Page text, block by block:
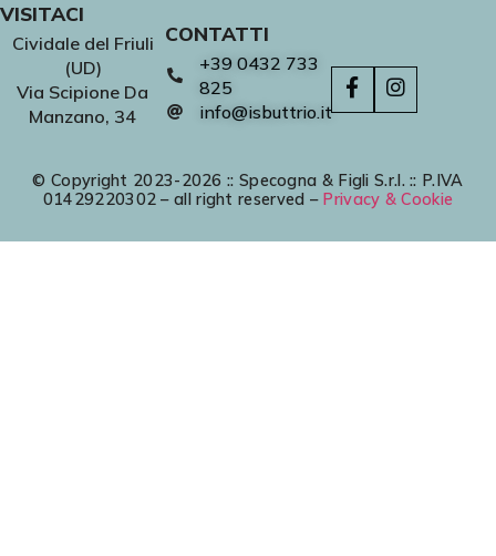
VISITACI
Cividale del Friuli
(UD)
Via Scipione Da
Manzano, 34
CONTATTI
+39 0432 733
825
info@isbuttrio.it
© Copyright 2023-2026 :: Specogna & Figli S.r.l. :: P.IVA
01429220302 – all right reserved – Privacy & Cookie